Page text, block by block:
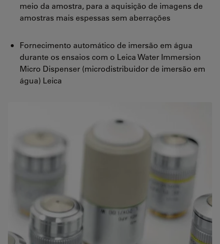
meio da amostra, para a aquisição de imagens de
amostras mais espessas sem aberrações
Fornecimento automático de imersão em água
durante os ensaios com o Leica Water Immersion
Micro Dispenser (microdistribuidor de imersão em
água) Leica